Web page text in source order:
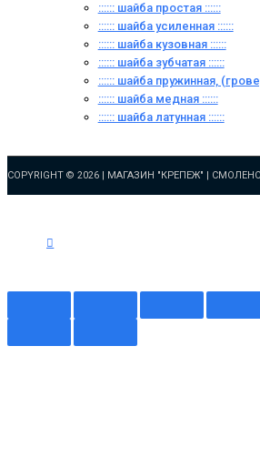
:::::: шайба простая ::::::
:::::: шайба усиленная ::::::
:::::: шайба кузовная ::::::
:::::: шайба зубчатая ::::::
:::::: шайба пружинная,
:::::: шайба медная ::::::
:::::: шайба латунная ::::::
COPYRIGHT © 2026 | МАГАЗИН "КРЕПЕЖ" |